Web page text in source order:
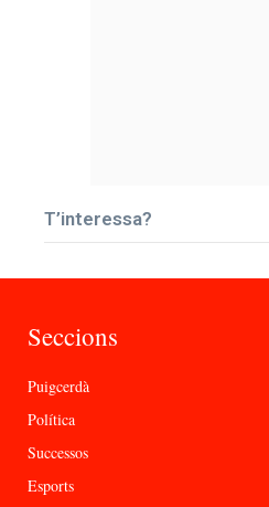
T’interessa?
Seccions
Puigcerdà
Política
Successos
Esports